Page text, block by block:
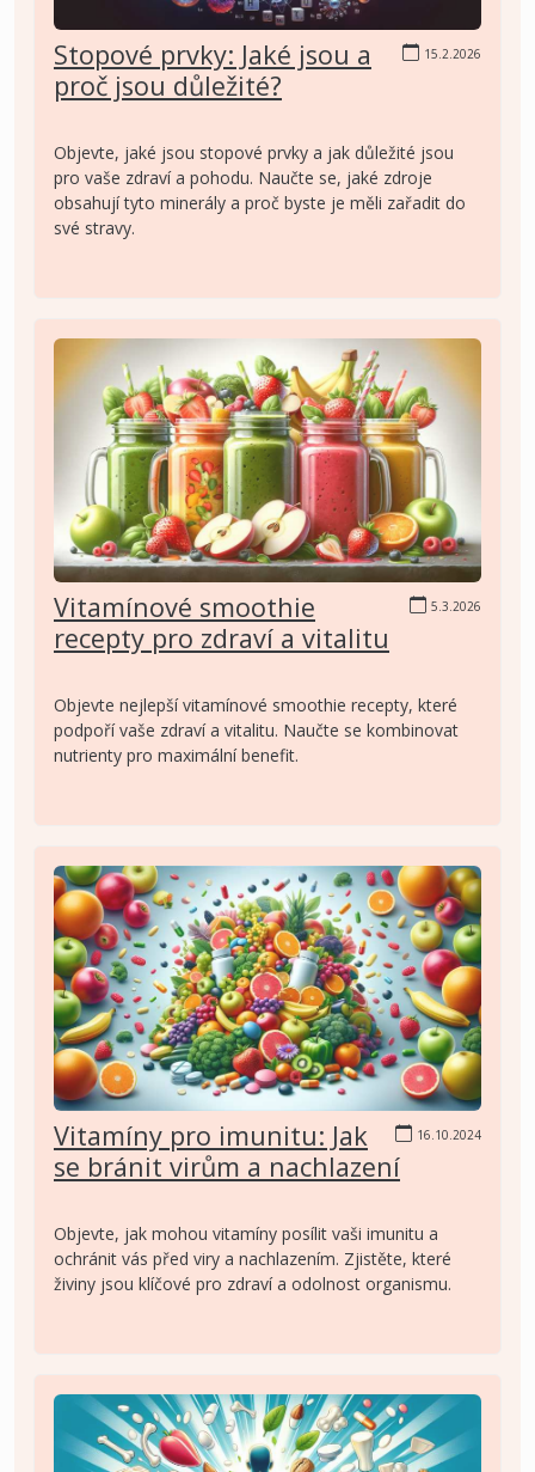
15.2.2026
Stopové prvky: Jaké jsou a
proč jsou důležité?
Objevte, jaké jsou stopové prvky a jak důležité jsou
pro vaše zdraví a pohodu. Naučte se, jaké zdroje
obsahují tyto minerály a proč byste je měli zařadit do
své stravy.
5.3.2026
Vitamínové smoothie
recepty pro zdraví a vitalitu
Objevte nejlepší vitamínové smoothie recepty, které
podpoří vaše zdraví a vitalitu. Naučte se kombinovat
nutrienty pro maximální benefit.
16.10.2024
Vitamíny pro imunitu: Jak
se bránit virům a nachlazení
Objevte, jak mohou vitamíny posílit vaši imunitu a
ochránit vás před viry a nachlazením. Zjistěte, které
živiny jsou klíčové pro zdraví a odolnost organismu.